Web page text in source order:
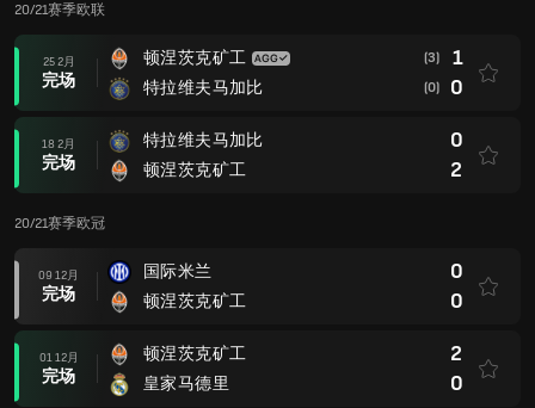
20/21赛季欧联
25 2月
完场
顿涅茨克矿工
特拉维夫马加比
(3) 1
(0) 0
18 2月
完场
特拉维夫马加比
顿涅茨克矿工
0
2
20/21赛季欧冠
09 12月
完场
国际米兰
顿涅茨克矿工
0
0
01 12月
完场
顿涅茨克矿工
皇家马德里
2
0